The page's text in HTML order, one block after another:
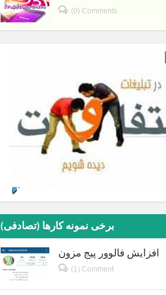
(0) Comments
برخی نمونه کارها (تصادفی)
افزایش فالوور پیج مزون
(1) Comment